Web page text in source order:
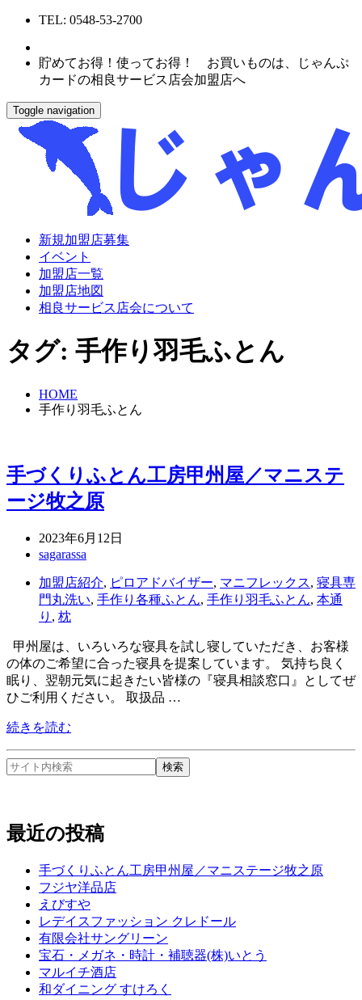
TEL: 0548-53-2700
貯めてお得！使ってお得！ お買いものは、じゃんぷ
カードの相良サービス店会加盟店へ
Toggle navigation
新規加盟店募集
イベント
加盟店一覧
加盟店地図
相良サービス店会について
タグ: 手作り羽毛ふとん
HOME
手作り羽毛ふとん
手づくりふとん工房甲州屋／マニステ
ージ牧之原
2023年6月12日
sagarassa
加盟店紹介, ピロアドバイザー, マニフレックス, 寝具専
門丸洗い, 手作り各種ふとん, 手作り羽毛ふとん, 本通
り , 枕
甲州屋は、いろいろな寝具を試し寝していただき、お客様
の体のご希望に合った寝具を提案しています。 気持ち良く
眠り、翌朝元気に起きたい皆様の『寝具相談窓口』としてぜ
ひご利用ください。 取扱品 …
続きを読む
最近の投稿
手づくりふとん工房甲州屋／マニステージ牧之原
フジヤ洋品店
えびすや
レデイスファッション クレドール
有限会社サングリーン
宝石・メガネ・時計・補聴器(株)いとう
マルイチ酒店
和ダイニング すけろく